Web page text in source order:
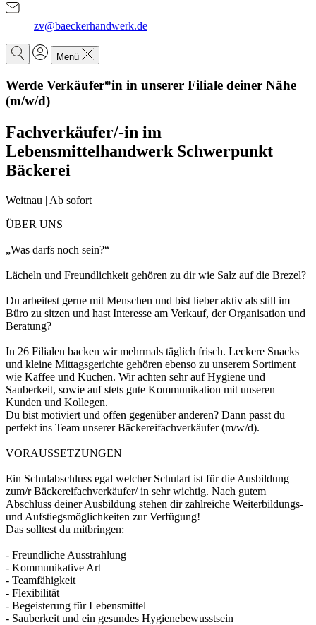
zv@baeckerhandwerk.de
Menü
Werde Verkäufer*in in unserer Filiale deiner Nähe
(m/w/d)
Fachverkäufer/-in im
Lebensmittelhandwerk Schwerpunkt
Bäckerei
Weitnau | Ab sofort
ÜBER UNS
„Was darfs noch sein?“
Lächeln und Freundlichkeit gehören zu dir wie Salz auf die Brezel?
Du arbeitest gerne mit Menschen und bist lieber aktiv als still im
Büro zu sitzen und hast Interesse am Verkauf, der Organisation und
Beratung?
In 26 Filialen backen wir mehrmals täglich frisch. Leckere Snacks
und kleine Mittagsgerichte gehören ebenso zu unserem Sortiment
wie Kaffee und Kuchen. Wir achten sehr auf Hygiene und
Sauberkeit, sowie auf stets gute Kommunikation mit unseren
Kunden und Kollegen.
Du bist motiviert und offen gegenüber anderen? Dann passt du
perfekt ins Team unserer Bäckereifachverkäufer (m/w/d).
VORAUSSETZUNGEN
Ein Schulabschluss egal welcher Schulart ist für die Ausbildung
zum/r Bäckereifachverkäufer/ in sehr wichtig. Nach gutem
Abschluss deiner Ausbildung stehen dir zahlreiche Weiterbildungs-
und Aufstiegsmöglichkeiten zur Verfügung!
Das solltest du mitbringen:
- Freundliche Ausstrahlung
- Kommunikative Art
- Teamfähigkeit
- Flexibilität
- Begeisterung für Lebensmittel
- Sauberkeit und ein gesundes Hygienebewusstsein